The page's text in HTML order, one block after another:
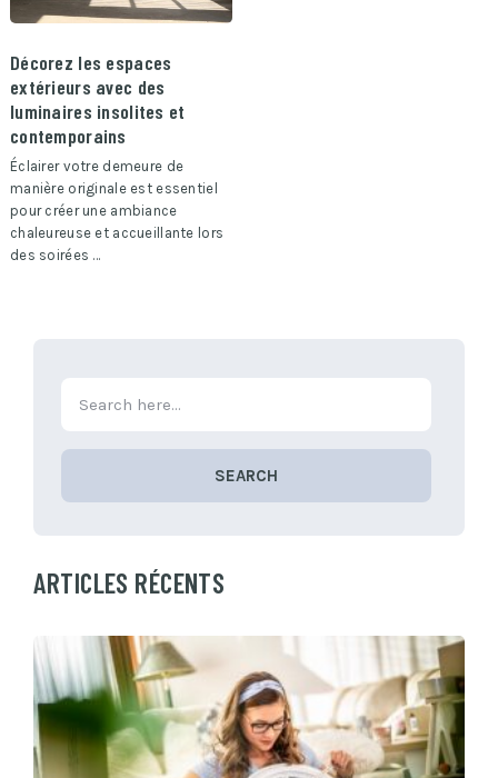
Décorez les espaces
extérieurs avec des
luminaires insolites et
contemporains
Éclairer votre demeure de
manière originale est essentiel
pour créer une ambiance
chaleureuse et accueillante lors
des soirées …
SEARCH
ARTICLES RÉCENTS